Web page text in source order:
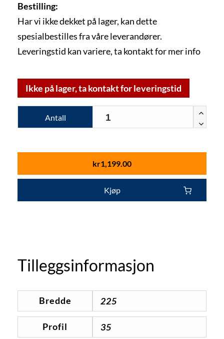
Bestilling:
Har vi ikke dekket på lager, kan dette
spesialbestilles fra våre leverandører.
Leveringstid kan variere, ta kontakt for mer info
Ikke på lager, ta kontakt for leveringstid
Antall
kr1,199.00
Kjøp
Tilleggsinformasjon
Bredde 225
Profil 35